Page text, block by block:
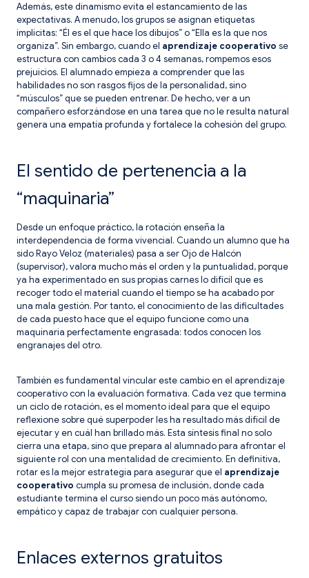
Además, este dinamismo evita el estancamiento de las
expectativas. A menudo, los grupos se asignan etiquetas
implícitas: “Él es el que hace los dibujos” o “Ella es la que nos
organiza”. Sin embargo, cuando el aprendizaje cooperativo se
estructura con cambios cada 3 o 4 semanas, rompemos esos
prejuicios. El alumnado empieza a comprender que las
habilidades no son rasgos fijos de la personalidad, sino
“músculos” que se pueden entrenar. De hecho, ver a un
compañero esforzándose en una tarea que no le resulta natural
genera una empatía profunda y fortalece la cohesión del grupo.
El sentido de pertenencia a la
“maquinaria”
Desde un enfoque práctico, la rotación enseña la
interdependencia de forma vivencial. Cuando un alumno que ha
sido Rayo Veloz (materiales) pasa a ser Ojo de Halcón
(supervisor), valora mucho más el orden y la puntualidad, porque
ya ha experimentado en sus propias carnes lo difícil que es
recoger todo el material cuando el tiempo se ha acabado por
una mala gestión. Por tanto, el conocimiento de las dificultades
de cada puesto hace que el equipo funcione como una
maquinaria perfectamente engrasada: todos conocen los
engranajes del otro.
También es fundamental vincular este cambio en el aprendizaje
cooperativo con la evaluación formativa. Cada vez que termina
un ciclo de rotación, es el momento ideal para que el equipo
reflexione sobre qué superpoder les ha resultado más difícil de
ejecutar y en cuál han brillado más. Esta síntesis final no solo
cierra una etapa, sino que prepara al alumnado para afrontar el
siguiente rol con una mentalidad de crecimiento. En definitiva,
rotar es la mejor estrategia para asegurar que el aprendizaje
cooperativo cumpla su promesa de inclusión, donde cada
estudiante termina el curso siendo un poco más autónomo,
empático y capaz de trabajar con cualquier persona.
Enlaces externos gratuitos